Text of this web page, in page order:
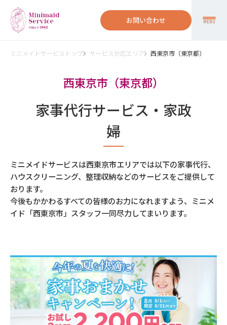
お問い合わせ MENU
ミニメイドサービストップ サービス対応エリア 西東京市（東京都）
西東京市（東京都）
家事代行サービス・家政
婦
ミニメイドサービスは西東京市エリアでは以下の家事代行、
ハウスクリーニング、整理収納などのサービスをご提供して
おります。
今後もかかわるすべての皆様のお力になれますよう、ミニメ
イド「西東京市」スタッフ一同尽力してまいります。